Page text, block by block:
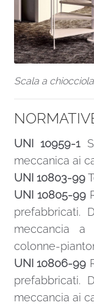
Scala a
UNI 10959-1
meccanica ai
UNI 10803-99
UNI 10805-99
prefabbricati.
meccancia
colonne-
UNI 10806-99
prefabbricati.
meccancia ai